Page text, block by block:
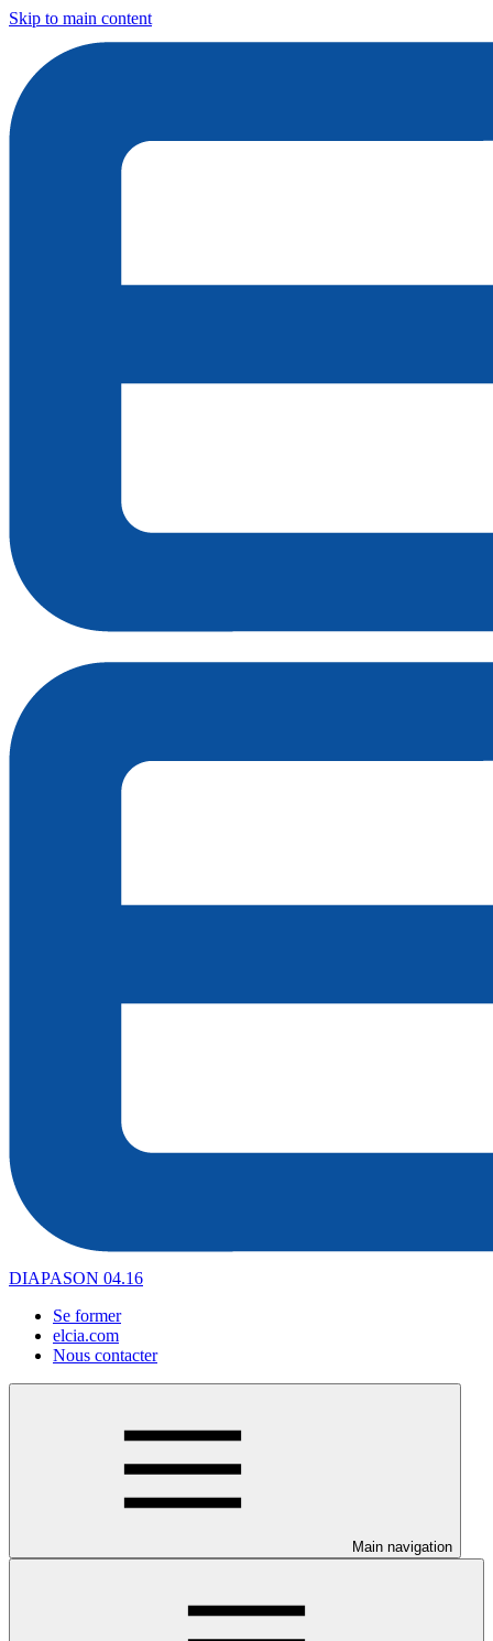
Skip to main content
DIAPASON 04.16
Se former
elcia.com
Nous contacter
Main navigation